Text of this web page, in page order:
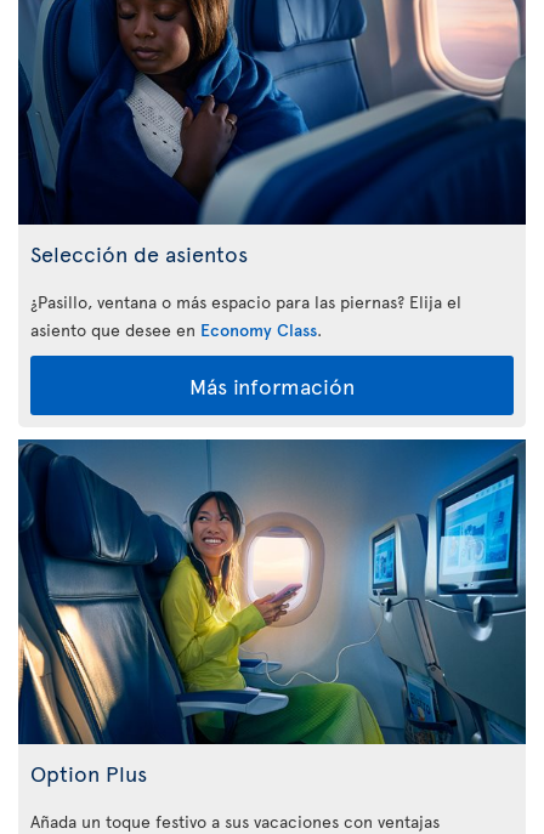
Selección de asientos
¿Pasillo, ventana o más espacio para las piernas? Elija el
asiento que desee en Economy Class.
Más información
Option Plus
Añada un toque festivo a sus vacaciones con ventajas